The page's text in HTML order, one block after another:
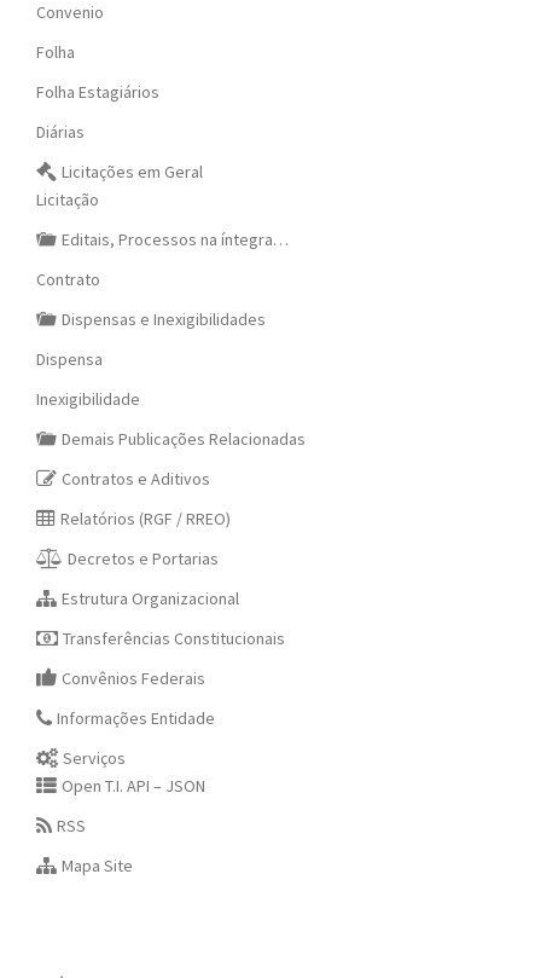
Convenio
Folha
Folha Estagiários
Diárias
Licitações em Geral
Licitação
Editais, Processos na íntegra…
Contrato
Dispensas e Inexigibilidades
Dispensa
Inexigibilidade
Demais Publicações Relacionadas
Contratos e Aditivos
Relatórios (RGF / RREO)
Decretos e Portarias
Estrutura Organizacional
Transferências Constitucionais
Convênios Federais
Informações Entidade
Serviços
Open T.I. API – JSON
RSS
Mapa Site